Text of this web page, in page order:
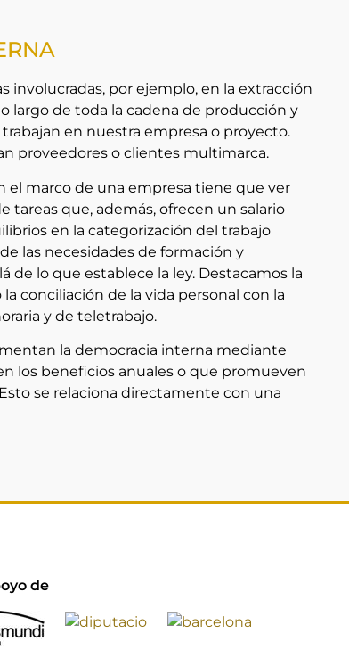
involucradas, por ejemplo, en la extracción
largo de toda la cadena de producción y
en nuestra empresa o proyecto.
proveedores o clientes multimarca.
el marco de una empresa tiene que ver
tareas que, además, ofrecen un salario
en la categorización del trabajo
las necesidades de formación y
de lo que establece la ley. Destacamos la
conciliación de la vida personal con la
y de teletrabajo.
la democracia interna mediante
los beneficios anuales o que promueven
se relaciona directamente con una
de